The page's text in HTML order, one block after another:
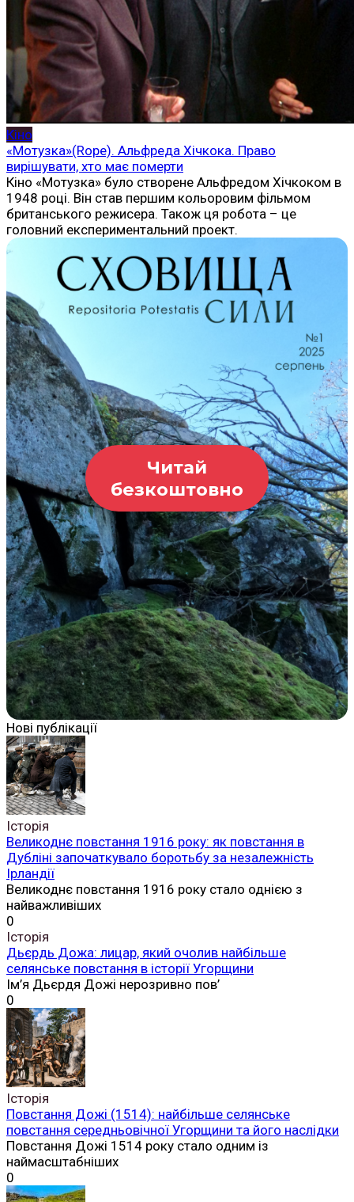
Кіно
«Мотузка»(Rope). Альфреда Хічкока. Право
вирішувати, хто має померти
Кіно «Мотузка» було створене Альфредом Хічкоком в
1948 році. Він став першим кольоровим фільмом
британського режисера. Також ця робота – це
головний експериментальний проект.
Читай
безкоштовно
Нові публікації
Історія
Великоднє повстання 1916 року: як повстання в
Дубліні започаткувало боротьбу за незалежність
Ірландії
Великоднє повстання 1916 року стало однією з
найважливіших
0
Історія
Дьєрдь Дожа: лицар, який очолив найбільше
селянське повстання в історії Угорщини
Ім’я Дьєрдя Дожі нерозривно пов’
0
Історія
Повстання Дожі (1514): найбільше селянське
повстання середньовічної Угорщини та його наслідки
Повстання Дожі 1514 року стало одним із
наймасштабніших
0